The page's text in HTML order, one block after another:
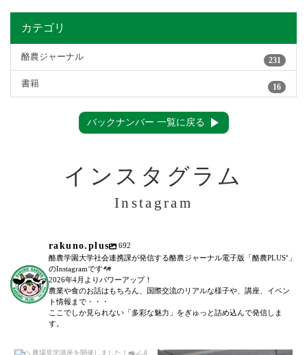
カテゴリ
酪農ジャーナル 231
書籍 16
バックナンバー 一覧に戻る
インスタグラム
Instagram
rakuno.plus
692
酪農学園大学社会連携課が発信する酪農ジャーナル電子版「酪農PLUS⁺」
のInstagramです
2026年4月よりパワーアップ！
農業や食のお話はもちろん、国際交流のリアルな様子や、講座、イベン
ト情報まで・・・
ここでしか見られない「多彩な魅力」をぎゅっと詰め込んで発信しま
す。